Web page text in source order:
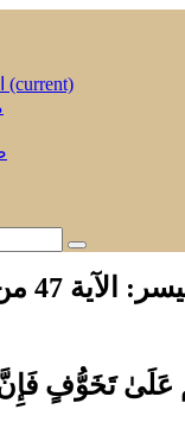
(current)
الآية 47 من
عَلَىٰ تَخَوُّفٍ